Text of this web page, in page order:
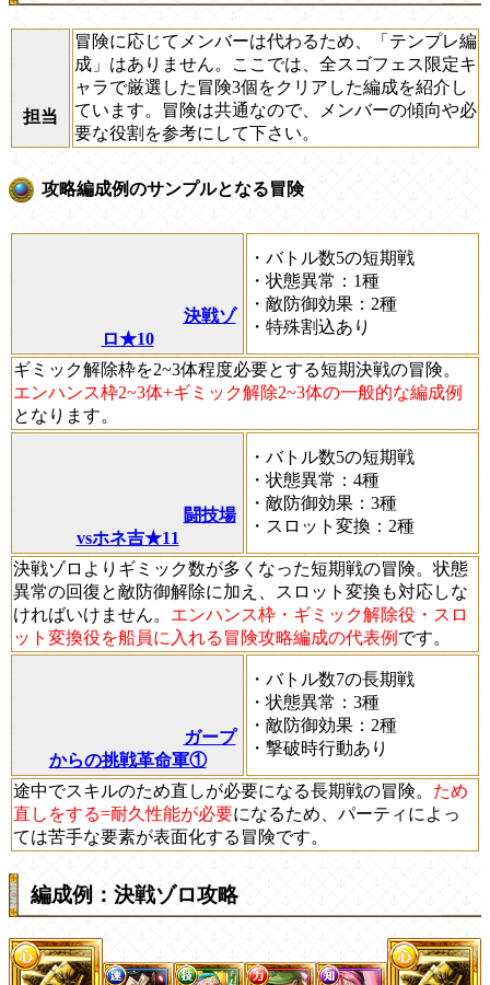
担当
冒険に応じてメンバーは代わるため、
「テンプレ編
成」 はありません。ここでは、全スゴフェス限定キ
ャラで厳選した冒険3個をクリアした編成を紹介し
ています。冒険は共通なので、メンバーの傾向や必
要な役割を参考にして下さい。
攻略編成例のサンプルとなる冒険
決戦ゾ
ロ★10
・バトル数5の短期戦
・状態異常：1種
・敵防御効果：2種
・特殊割込あり
ギミック解除枠を2~3体程度必要とする短期決戦の冒険。
エンハンス枠2~3体+ギミック解除2~3体の一般的な編成例
となります。
闘技場
vsホネ吉★11
・バトル数5の短期戦
・状態異常：4種
・敵防御効果：3種
・スロット変換：2種
決戦ゾロよりギミック数が多くなった短期戦の冒険。状態
異常の回復と敵防御解除に加え、スロット変換も対応しな
ければいけません。 エンハンス枠・ギミック解除役・スロ
ット変換役を船員に入れる冒険攻略編成の代表例 です。
ガープ
からの挑戦革命軍①
・バトル数7の長期戦
・状態異常：3種
・敵防御効果：2種
・撃破時行動あり
途中でスキルのため直しが必要になる長期戦の冒険。 ため
直しをする=耐久性能が必要になるため、パーティによっ
ては苦手な要素が表面化する冒険です。
編成例：決戦ゾロ攻略